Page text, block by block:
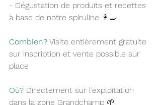
- Dégustation de produits et recettes
à base de notre spiruline 👩‍🍳
Combien? Visite entièrement gratuite
sur inscription et vente possible sur
place
Où? Directement sur l'exploitation
dans la zone Grandchamp 🌱